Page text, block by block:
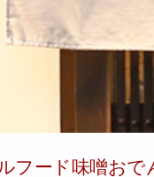
フード味噌おで